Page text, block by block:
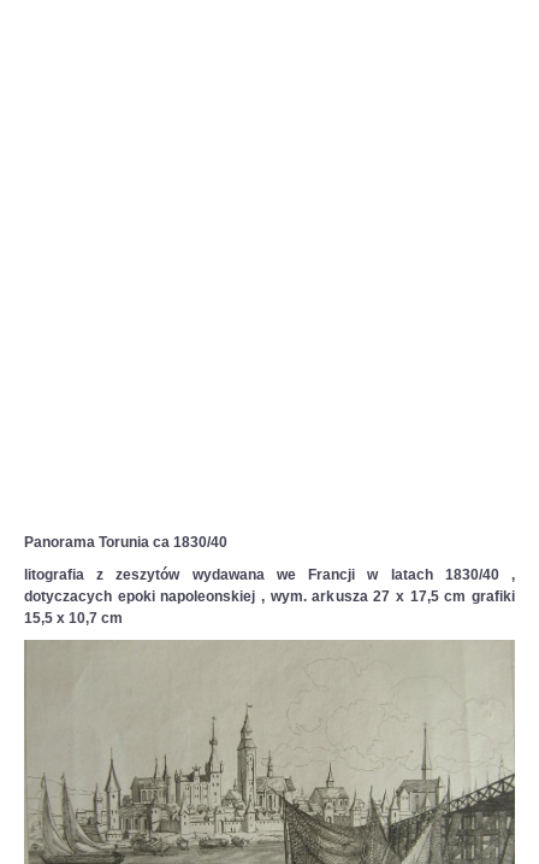
Panorama Torunia ca 1830/40
litografia z zeszytów wydawana we Francji w latach 1830/40 ,
dotyczacych epoki napoleonskiej , wym. arkusza 27 x 17,5 cm grafiki
15,5 x 10,7 cm